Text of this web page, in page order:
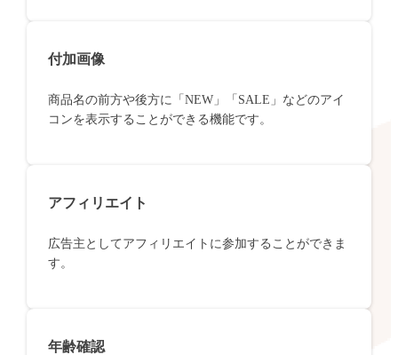
付加画像
商品名の前方や後方に「NEW」「SALE」などのアイ
コンを表示することができる機能です。
アフィリエイト
広告主としてアフィリエイトに参加することができま
す。
年齢確認